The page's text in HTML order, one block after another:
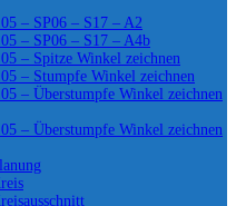
– SP06 – S17 – A2
– SP06 – S17 – A4b
– Spitze Winkel zeichnen
– Stumpfe Winkel zeichnen
– Überstumpfe Winkel zeichnen
– Überstumpfe Winkel zeichnen